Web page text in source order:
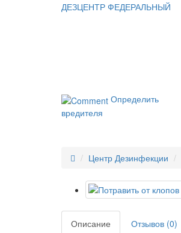
ДЕЗЦЕНТР ФЕДЕРАЛЬНЫЙ
Определить
вредителя
Центр Дезинфекции
Описание
Отзывов (0)